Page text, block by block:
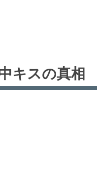
キスの真相